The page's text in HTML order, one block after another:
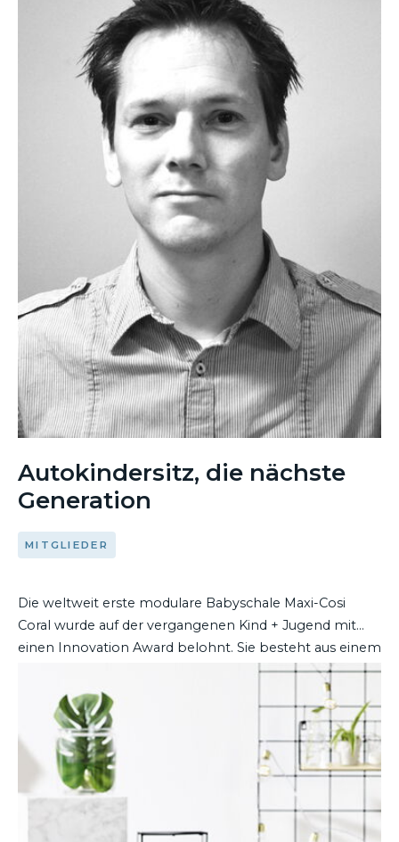
Autokindersitz, die nächste
Generation
MITGLIEDER
Die weltweit erste modulare Babyschale Maxi-Cosi
Coral wurde auf der vergangenen Kind + Jugend mit
einen Innovation Award belohnt. Sie besteht aus einem
äußeren Sicherheitsrahmen und einer nur 1,7 kg
leichten, inneren Babytrage, in der das Kind außerhalb
des Fahrzeugs mühelos transportiert wird. Der
Niederländer Erik Salters, Senior Engineer Advanced
Research Group bei Dorel Juvenile Europe, hat die
Entwicklung begleitet.